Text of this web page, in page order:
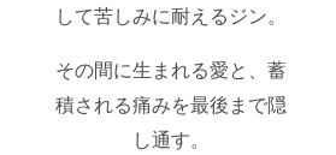
して苦しみに耐えるジン。
その間に生まれる愛と、蓄
積される痛みを最後まで隠
し通す。